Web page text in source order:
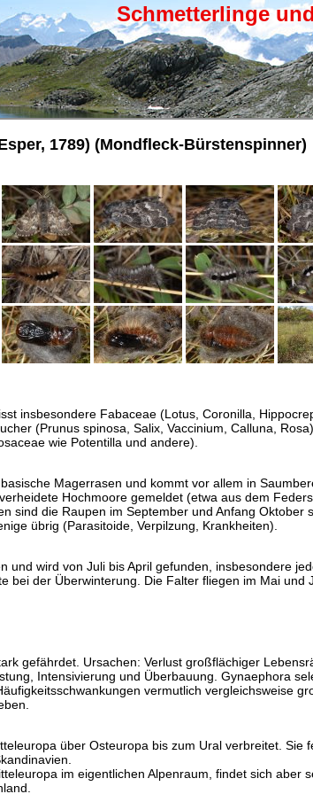
Schmetterlinge
1789) (Mondfleck-Bürstenspinner)
insbesondere Fabaceae (Lotus, Coronilla,
(Prunus spinosa, Salix, Vaccinium, Calluna,
wie Potentilla und andere).
Magerrasen und kommt vor allem in
Hochmoore gemeldet (etwa aus dem
sind die Raupen im September und Anfang Oktober
übrig (Parasitoide, Verpilzung, Krankheiten).
und wird von Juli bis April gefunden, insbesondere
bei der Überwinterung. Die Falter fliegen im Mai und
gefährdet. Ursachen: Verlust großflächiger
Intensivierung und Überbauung. Gynaephora
vermutlich vergleichsweise
über Osteuropa bis zum Ural verbreitet. Sie
im eigentlichen Alpenraum, findet sich aber